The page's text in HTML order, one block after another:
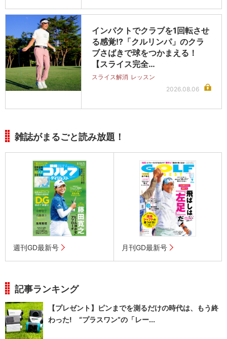
インパクトでクラブを1回転させ
る感覚!?「クルリンパ」のクラ
ブさばきで球をつかまえる！
【スライス完全…
スライス解消 レッスン
2026.08.06
雑誌がまるごと読み放題！
週刊GD最新号 月刊GD最新号
記事ランキング
【プレゼント】ピンまでを測るだけの時代は、もう終
わった! “プラスワン”の「レー...